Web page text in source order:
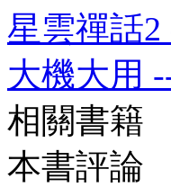
星雲禪話
大機大用
相關書籍
本書評論